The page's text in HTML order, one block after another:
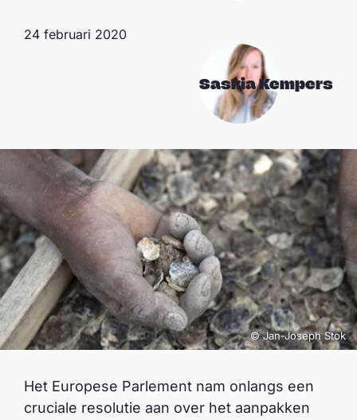
Saskia Kempers
24 februari 2020
© Jan-Joseph Stok
Het Europese Parlement nam onlangs een
cruciale resolutie aan over het aanpakken